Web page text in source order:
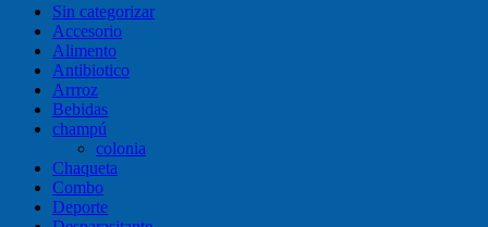
Sin categorizar
Accesorio
Alimento
Antibiotico
Arrroz
Bebidas
champú
colonia
Chaqueta
Combo
Deporte